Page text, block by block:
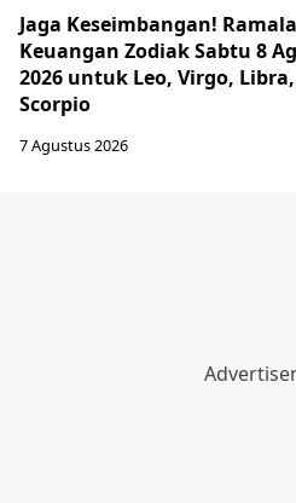
Jaga Keseimbangan!
Keuangan Zodiak Sabtu 8
2026 untuk Leo, Virgo,
Scorpio
7 Agustus 2026